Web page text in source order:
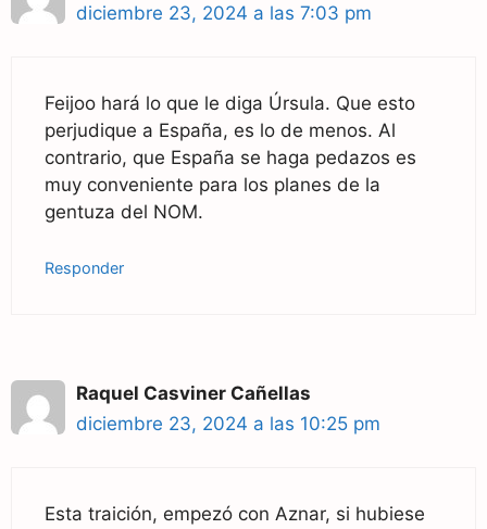
diciembre 23, 2024 a las 7:03 pm
Feijoo hará lo que le diga Úrsula. Que esto
perjudique a España, es lo de menos. Al
contrario, que España se haga pedazos es
muy conveniente para los planes de la
gentuza del NOM.
Responder
Raquel Casviner Cañellas
diciembre 23, 2024 a las 10:25 pm
Esta traición, empezó con Aznar, si hubiese